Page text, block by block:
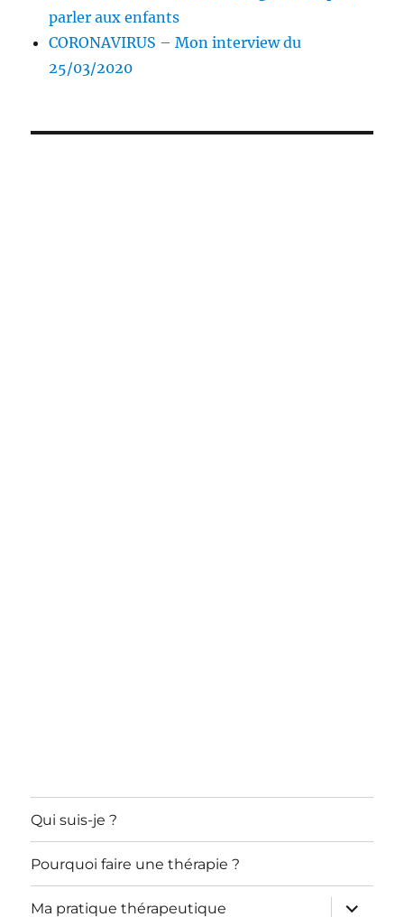
parler aux enfants
CORONAVIRUS – Mon interview du
25/03/2020
Qui suis-je ?
Pourquoi faire une thérapie ?
Ma pratique thérapeutique
ouvrir